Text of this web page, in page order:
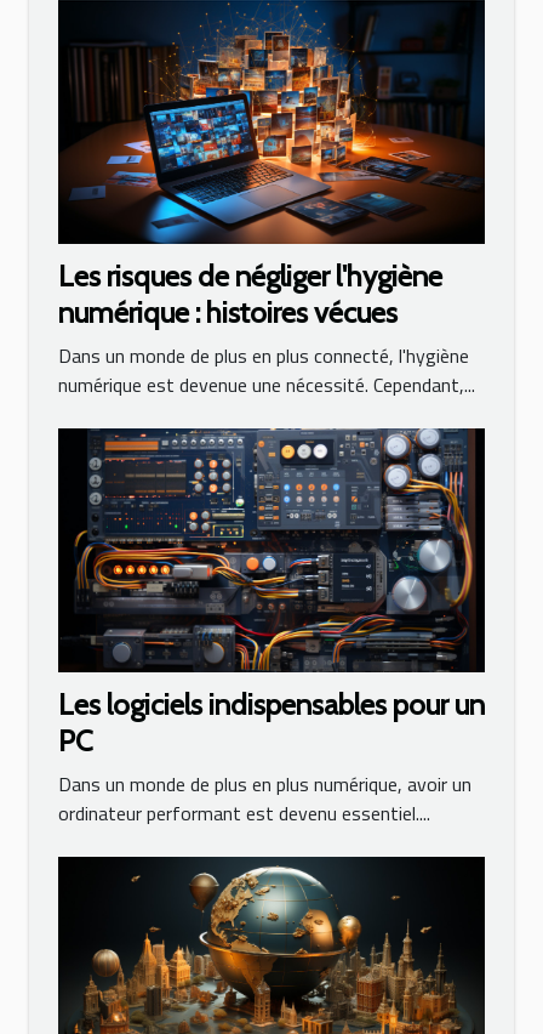
Les risques de négliger l'hygiène
numérique : histoires vécues
Dans un monde de plus en plus connecté, l'hygiène
numérique est devenue une nécessité. Cependant,...
Les logiciels indispensables pour un
PC
Dans un monde de plus en plus numérique, avoir un
ordinateur performant est devenu essentiel....